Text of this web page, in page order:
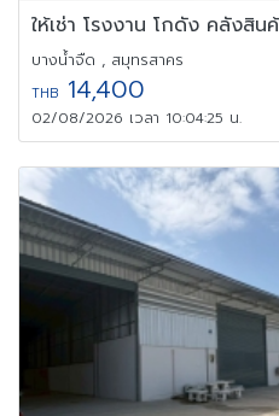
บางน้ำจืด , สมุทรสาคร
THB 14,400
02/08/2026 เวลา 10:04:25 น.